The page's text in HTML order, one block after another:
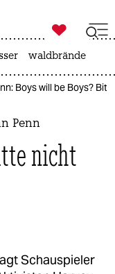

taz zahl ich
waldbrände
Boys will be Boys?
Penn
nicht
Schauspieler